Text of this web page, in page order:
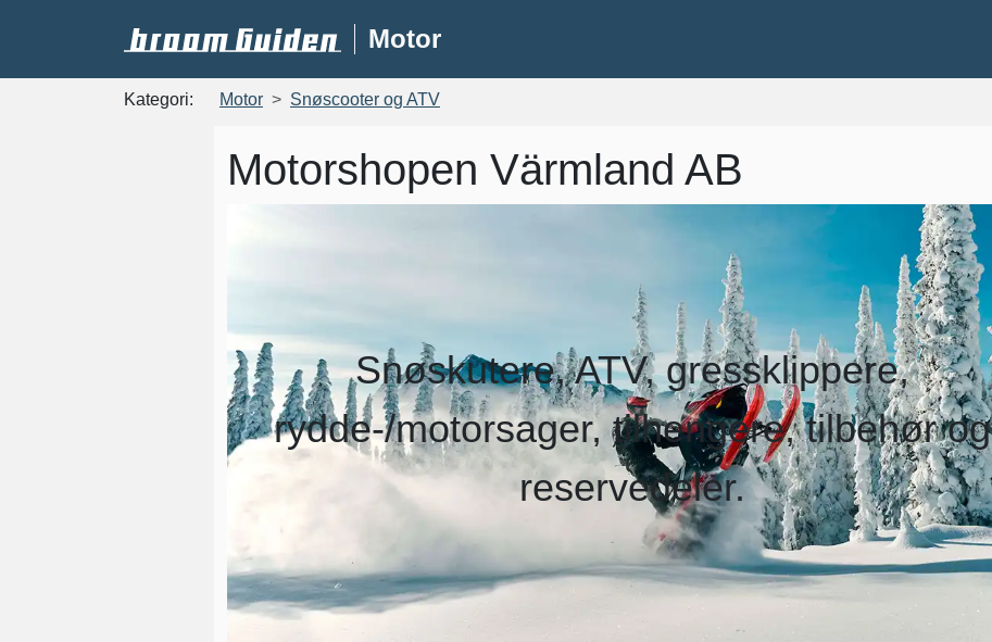
Motor
Kategori: Motor Snøscooter og ATV
Motorshopen Värmland AB
Snøskutere, ATV, gressklippere,
rydde-/motorsager, tilhengere, tilbehør og
reservedeler.